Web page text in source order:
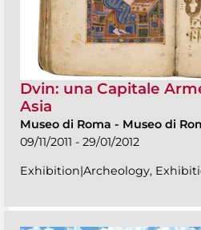
Dvin: una Capitale
Asia
Museo di Roma - Museo di
09/11/2011 - 29/01/2012
Exhibition|Archeology,